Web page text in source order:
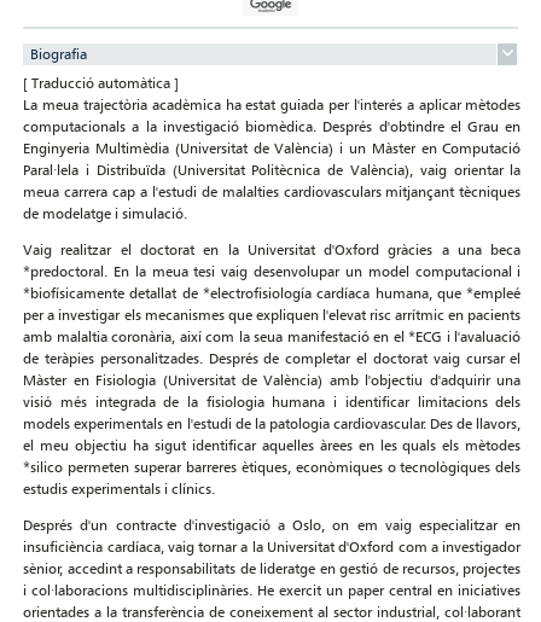
Biografia
[ Traducció automàtica ]
La meua trajectòria acadèmica ha estat guiada per l'interés a aplicar mètodes
computacionals a la investigació biomèdica. Després d'obtindre el Grau en
Enginyeria Multimèdia (Universitat de València) i un Màster en Computació
Paral·lela i Distribuïda (Universitat Politècnica de València), vaig orientar la
meua carrera cap a l'estudi de malalties cardiovasculars mitjançant tècniques
de modelatge i simulació.
Vaig realitzar el doctorat en la Universitat d'Oxford gràcies a una beca
*predoctoral. En la meua tesi vaig desenvolupar un model computacional i
*biofísicamente detallat de *electrofisiología cardíaca humana, que *empleé
per a investigar els mecanismes que expliquen l'elevat risc arrítmic en pacients
amb malaltia coronària, així com la seua manifestació en el *ECG i l'avaluació
de teràpies personalitzades. Després de completar el doctorat vaig cursar el
Màster en Fisiologia (Universitat de València) amb l'objectiu d'adquirir una
visió més integrada de la fisiologia humana i identificar limitacions dels
models experimentals en l'estudi de la patologia cardiovascular. Des de llavors,
el meu objectiu ha sigut identificar aquelles àrees en les quals els mètodes
*silico permeten superar barreres ètiques, econòmiques o tecnològiques dels
estudis experimentals i clínics.
Després d'un contracte d'investigació a Oslo, on em vaig especialitzar en
insuficiència cardíaca, vaig tornar a la Universitat d'Oxford com a investigador
sènior, accedint a responsabilitats de lideratge en gestió de recursos, projectes
i col·laboracions multidisciplinàries. He exercit un paper central en iniciatives
orientades a la transferència de coneixement al sector industrial, col·laborant